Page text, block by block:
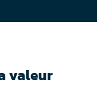
valeur